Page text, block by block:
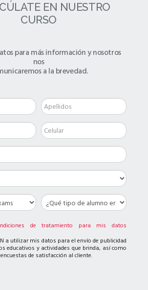
EN NUESTRO
CURSO
para más información y nosotros
nos
a la brevedad.
de tratamiento para mis datos
a utilizar mis datos para el envío de publicidad
educativos y actividades que brinda, así como
de satisfacción al cliente.